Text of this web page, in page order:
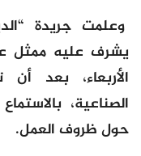
وعلمت جريدة
يشرف عليه ممثل
الأربعاء، بعد
الصناعية،
حول ظروف العمل.